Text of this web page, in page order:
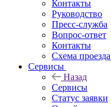
Контакты
Руководство
Пресс-служба
Вопрос-ответ
Контакты
Схема проезда
Сервисы
Назад
Сервисы
Статус заявки